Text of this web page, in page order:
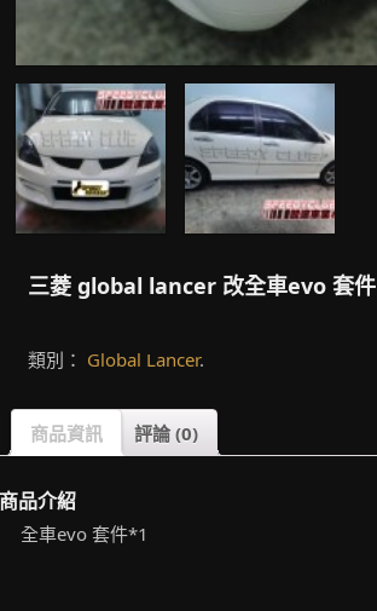
三菱 global lancer 改全車evo 套件
類別： Global Lancer.
商品資訊 評論 (0)
品介紹
全車evo 套件*1